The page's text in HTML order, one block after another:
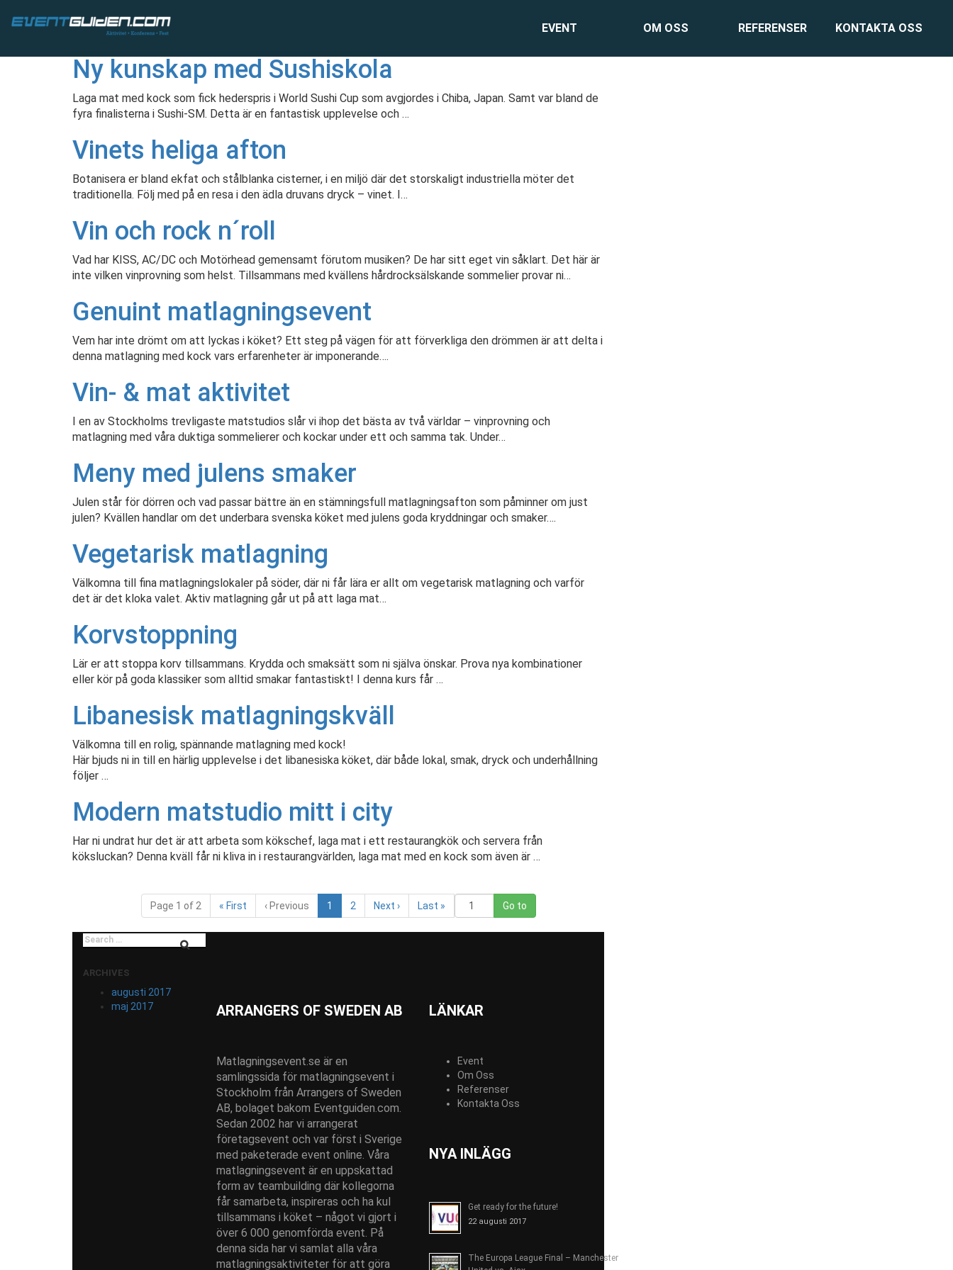
EVENT OM OSS REFERENSER KONTAKTA OSS
Archives
Ny kunskap med Sushiskola
Laga mat med kock som fick hederspris i World Sushi Cup som avgjordes i Chiba, Japan. Samt var bland de
fyra finalisterna i Sushi-SM. Detta är en fantastisk upplevelse och …
Vinets heliga afton
Botanisera er bland ekfat och stålblanka cisterner, i en miljö där det storskaligt industriella möter det
traditionella. Följ med på en resa i den ädla druvans dryck – vinet. I…
Vin och rock n´roll
Vad har KISS, AC/DC och Motörhead gemensamt förutom musiken? De har sitt eget vin såklart. Det här är
inte vilken vinprovning som helst. Tillsammans med kvällens hårdrocksälskande sommelier provar ni…
Genuint matlagningsevent
Vem har inte drömt om att lyckas i köket? Ett steg på vägen för att förverkliga den drömmen är att delta i
denna matlagning med kock vars erfarenheter är imponerande….
Vin- & mat aktivitet
I en av Stockholms trevligaste matstudios slår vi ihop det bästa av två världar – vinprovning och
matlagning med våra duktiga sommelierer och kockar under ett och samma tak. Under…
Meny med julens smaker
Julen står för dörren och vad passar bättre än en stämningsfull matlagningsafton som påminner om just
julen? Kvällen handlar om det underbara svenska köket med julens goda kryddningar och smaker….
Vegetarisk matlagning
Välkomna till fina matlagningslokaler på söder, där ni får lära er allt om vegetarisk matlagning och varför
det är det kloka valet. Aktiv matlagning går ut på att laga mat…
Korvstoppning
Lär er att stoppa korv tillsammans. Krydda och smaksätt som ni själva önskar. Prova nya kombinationer
eller kör på goda klassiker som alltid smakar fantastiskt! I denna kurs får …
Libanesisk matlagningskväll
Välkomna till en rolig, spännande matlagning med kock!
Här bjuds ni in till en härlig upplevelse i det libanesiska köket, där både lokal, smak, dryck och underhållning
följer …
Modern matstudio mitt i city
Har ni undrat hur det är att arbeta som kökschef, laga mat i ett restaurangkök och servera från
köksluckan? Denna kväll får ni kliva in i restaurangvärlden, laga mat med en kock som även är …
Page 1 of 2 « First ‹Previous 1
c
u
t
)
2 Next › Last »
ARCHIVES
augusti 2017
maj 2017
ARRANGERS OF SWEDEN AB
Matlagningsevent.se är en
samlingssida för matlagningsevent i
Stockholm från Arrangers of Sweden
AB, bolaget bakom Eventguiden.com.
Sedan 2002 har vi arrangerat
företagsevent och var först i Sverige
med paketerade event online. Våra
matlagningsevent är en uppskattad
form av teambuilding där kollegorna
får samarbeta, inspireras och ha kul
tillsammans i köket – något vi gjort i
över 6 000 genomförda event. På
denna sida har vi samlat alla våra
matlagningsaktiviteter för att göra
LÄNKAR
Event
Om Oss
Referenser
Kontakta Oss
NYA INLÄGG
Get ready for the future!
22 augusti 2017
The Europa League Final – Manchester